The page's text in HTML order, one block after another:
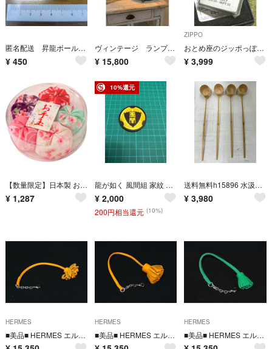
匿名配送 昇龍ボールチェーンチャーム（金運上昇）、お地蔵様（恋愛運上昇）、厄除け 3点まとめ売り
¥ 450
ヴィンテージ ランプ 船ランプ ガーデニング ランタン シャビーシック
¥ 15,800
ZIPPO
おとめ座のジッポっぽ〜 ヴァーゴ Virgo 未使用品
¥ 3,999
【数量限定】日本製 お手玉 丸プラケース入り 桜柄 5個入 和柄
¥ 1,287
10%還元
龍が如く 風間組 家紋 ロゴプレート ディスクプレート
¥ 2,000
200円相当還元 (10%)
送料無料h15896 水汲み 茶道具 柄杓 竹 4本セット まとめ
¥ 3,980
HERMES
■美品■ HERMES エルメス カルメンチータ レザー シルバー金具 キーホルダー チャーム イエロー系 HF0132
HERMES
■美品■ HERMES エルメス カルメンチータ レザー シルバー金具 タッセル キーホルダー チャーム イエロー系 FY3694
HERMES
■美品■ HERMES エルメス カルメンチータ レザー シルバー金具 タッセル キーホルダー チャーム グリーン系 FY3693